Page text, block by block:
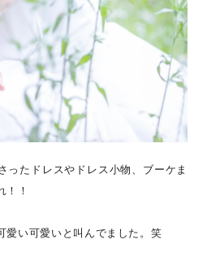
ったドレスやドレス小物、ブーケま
！！
愛い可愛いと叫んでました。笑